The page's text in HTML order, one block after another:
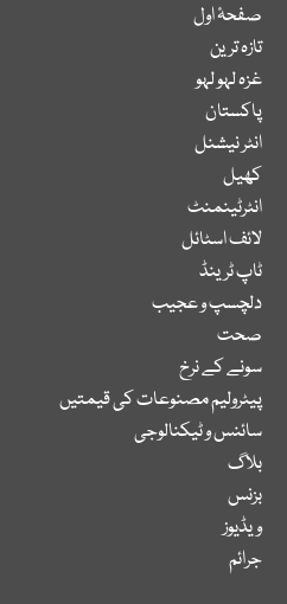
صفحۂ اول
تازہ ترین
غزہ لہو لہو
پاکستان
انٹر نیشنل
کھیل
انٹرٹینمنٹ
لائف اسٹائل
ٹاپ ٹرینڈ
دلچسپ و عجیب
صحت
سونے کے نرخ
پیٹرولیم مصنوعات کی قیمتیں
سائنس و ٹیکنالوجی
بلاگ
بزنس
ویڈیوز
جرائم